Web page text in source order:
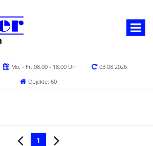
Mo. - Fr. 08.00 - 18.00 Uhr
03.08.2026
Objekte: 60
1